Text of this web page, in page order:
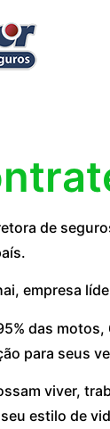
de
empresa
das
para seus
viver,
estilo de